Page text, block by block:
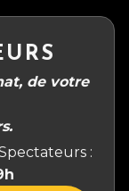
de votre
: